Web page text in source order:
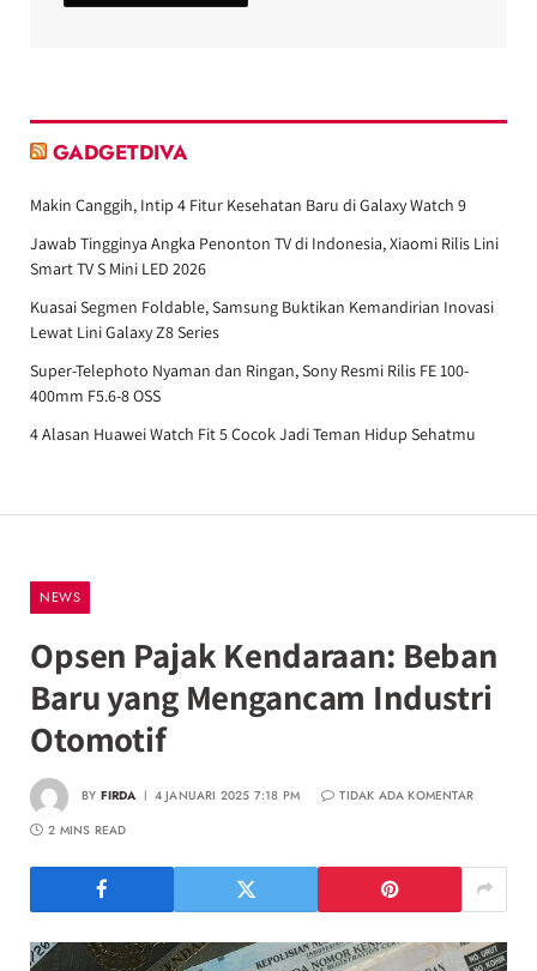
GADGETDIVA
Makin Canggih, Intip 4 Fitur Kesehatan Baru di Galaxy Watch 9
Jawab Tingginya Angka Penonton TV di Indonesia, Xiaomi Rilis Lini
Smart TV S Mini LED 2026
Kuasai Segmen Foldable, Samsung Buktikan Kemandirian Inovasi
Lewat Lini Galaxy Z8 Series
Super-Telephoto Nyaman dan Ringan, Sony Resmi Rilis FE 100-
400mm F5.6-8 OSS
4 Alasan Huawei Watch Fit 5 Cocok Jadi Teman Hidup Sehatmu
NEWS
Opsen Pajak Kendaraan: Beban
Baru yang Mengancam Industri
Otomotif
BY FIRDA 4 JANUARI 2025 7:18 PM
TIDAK ADA KOMENTAR
2 MINS READ